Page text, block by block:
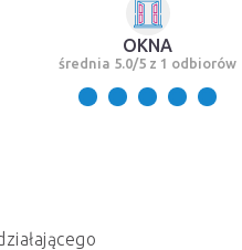
OKNA
średnia 5.0/5 z 1 odbiorów